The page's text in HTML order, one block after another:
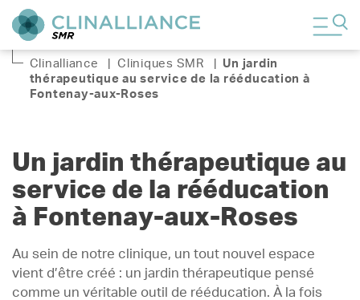
Clinalliance Cliniques SMR
Un jardin
thérapeutique au service de la rééducation à
Fontenay-aux-Roses
Un jardin thérapeutique au
service de la rééducation
à Fontenay-aux-Roses
Au sein de notre clinique, un tout nouvel espace
vient d’être créé : un jardin thérapeutique pensé
comme un véritable outil de rééducation. À la fois